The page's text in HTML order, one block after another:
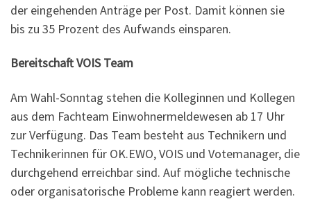
der eingehenden Anträge per Post. Damit können sie
bis zu 35 Prozent des Aufwands einsparen.
Bereitschaft VOIS Team
Am Wahl-Sonntag stehen die Kolleginnen und Kollegen
aus dem Fachteam Einwohnermeldewesen ab 17 Uhr
zur Verfügung. Das Team besteht aus Technikern und
Technikerinnen für OK.EWO, VOIS und Votemanager, die
durchgehend erreichbar sind. Auf mögliche technische
oder organisatorische Probleme kann reagiert werden.